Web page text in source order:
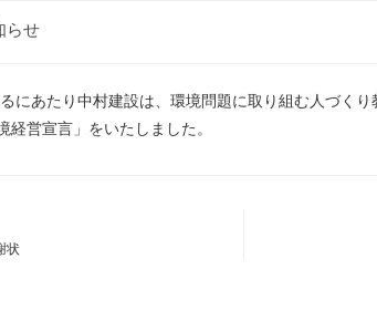
らせ
にあたり中村建設は、環境問題に取り組む人づく
営宣言」をいたしました。
状